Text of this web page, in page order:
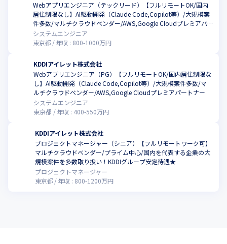
Webアプリエンジニア（テックリード）【フルリモートOK/国内
居住制限なし】AI駆動開発（Claude Code,Copilot等）/大規模案
件多数/マルチクラウドベンダー/AWS,Google Cloudプレミアパ
ートナー
システムエンジニア
東京都
年収 : 800-1000万円
KDDIアイレット株式会社
Webアプリエンジニア（PG）【フルリモートOK/国内居住制限な
し】AI駆動開発（Claude Code,Copilot等）/大規模案件多数/マ
ルチクラウドベンダー/AWS,Google Cloudプレミアパートナー
システムエンジニア
東京都
年収 : 400-550万円
KDDIアイレット株式会社
プロジェクトマネージャー（シニア）【フルリモートワーク可】
マルチクラウドベンダー/プライム中心/国内を代表する企業の大
規模案件を多数取り扱い！KDDIグループ安定待遇★
プロジェクトマネージャー
東京都
年収 : 800-1200万円